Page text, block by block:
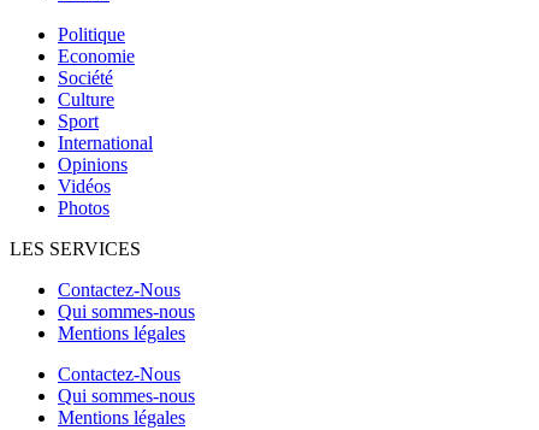
Politique
Economie
Société
Culture
Sport
International
Opinions
Vidéos
Photos
LES SERVICES
Contactez-Nous
Qui sommes-nous
Mentions légales
Contactez-Nous
Qui sommes-nous
Mentions légales